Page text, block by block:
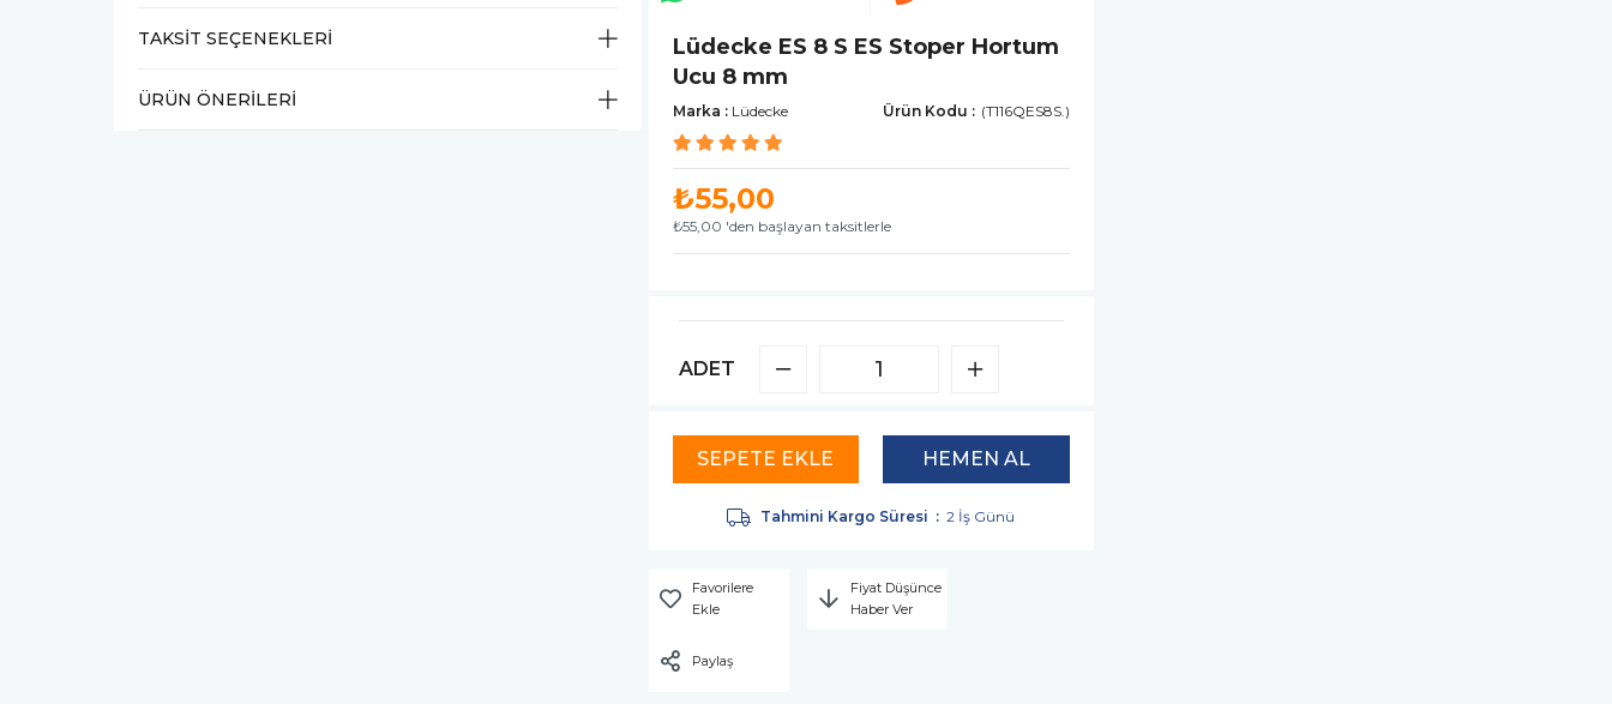
TAKSIT SEÇENEKLERI
ÜRÜN ÖNERILERI
Lüdecke ES 8 S ES Stoper Hortum
Ucu 8 mm
Marka : Lüdecke (T116QES8S.)
₺55,00
₺55,00 'den başlayan taksitlerle
ADET
Tahmini Kargo Süresi : 2 İş Günü
Favorilere
Ekle
Fiyat Düşünce
Haber Ver
Paylaş